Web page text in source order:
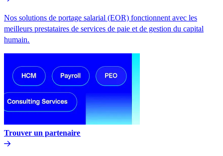
Nos solutions de portage salarial (EOR) fonctionnent avec les
meilleurs prestataires de services de paie et de gestion du capital
humain.​​
Trouver un partenaire​​